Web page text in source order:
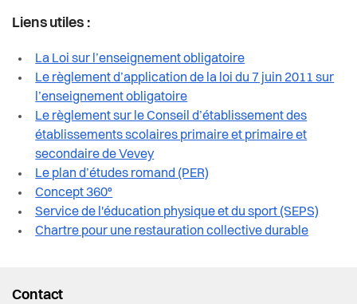
Liens utiles :
La Loi sur l’enseignement obligatoire
Le règlement d’application de la loi du 7 juin 2011 sur
l’enseignement obligatoire
Le règlement sur le Conseil d’établissement des
établissements scolaires primaire et primaire et
secondaire de Vevey
Le plan d’études romand (PER)
Concept 360°
Service de l'éducation physique et du sport (SEPS)
Chartre pour une restauration collective durable
Contact